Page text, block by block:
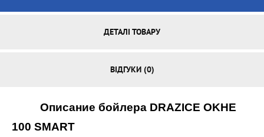
ДЕТАЛІ ТОВАРУ
ВІДГУКИ (0)
Описание бойлера DRAZICE OKHE
100 SMART